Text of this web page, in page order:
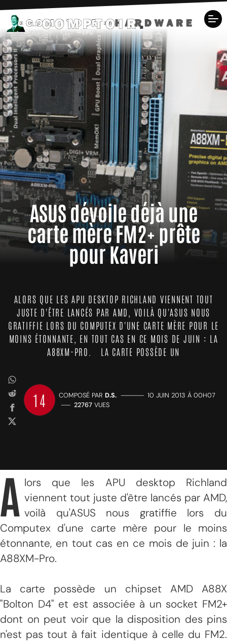
ASUS dévoile déjà une
carte mère FM2+ prête
pour Kaveri
ALORS QUE LES APU DESKTOP RICHLAND VIENNENT TOUT
JUSTE D'ÊTRE LANCÉS PAR AMD, VOILÀ QU'ASUS NOUS
GRATIFFIE LORS DU COMPUTEX D'UNE CARTE MÈRE POUR LE
MOINS ÉTONNANTE, EN TOUT CAS EN CE MOIS DE JUIN : LA
A88XM-PRO. LA CARTE POSSÈDE UN
14 COMPOSÉ PAR D.S. ————— 10 JUIN 2013 À 00H07
—— 22767 VUES
A lors que les APU desktop Richland
viennent tout juste d'être lancés par AMD,
voilà qu'ASUS nous gratiffie lors du
Computex d'une carte mère pour le moins
étonnante, en tout cas en ce mois de juin : la
A88XM-Pro.
La carte possède un chipset AMD A88X
"Bolton D4" et est associée à un socket FM2+
dont on peut voir que la disposition des pins
n'est pas tout à fait identique à celle du FM2.